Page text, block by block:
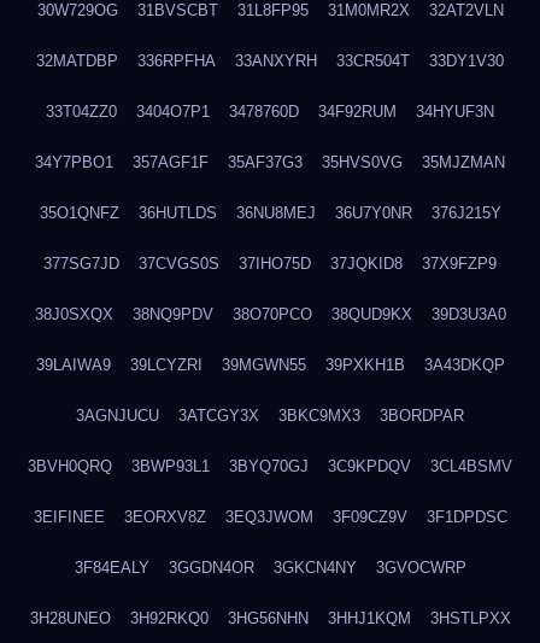
30W729OG 31BVSCBT 31L8FP95 31M0MR2X 32AT2VLN
32MATDBP 336RPFHA 33ANXYRH 33CR504T 33DY1V30
33T04ZZ0 3404O7P1 3478760D 34F92RUM 34HYUF3N
34Y7PBO1 357AGF1F 35AF37G3 35HVS0VG 35MJZMAN
35O1QNFZ 36HUTLDS 36NU8MEJ 36U7Y0NR 376J215Y
377SG7JD 37CVGS0S 37IHO75D 37JQKID8 37X9FZP9
38J0SXQX 38NQ9PDV 38O70PCO 38QUD9KX 39D3U3A0
39LAIWA9 39LCYZRI 39MGWN55 39PXKH1B 3A43DKQP
3AGNJUCU 3ATCGY3X 3BKC9MX3 3BORDPAR
3BVH0QRQ 3BWP93L1 3BYQ70GJ 3C9KPDQV 3CL4BSMV
3EIFINEE 3EORXV8Z 3EQ3JWOM 3F09CZ9V 3F1DPDSC
3F84EALY 3GGDN4OR 3GKCN4NY 3GVOCWRP
3H28UNEO 3H92RKQ0 3HG56NHN 3HHJ1KQM 3HSTLPXX